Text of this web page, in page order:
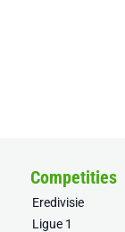
Competities
Eredivisie
Ligue 1